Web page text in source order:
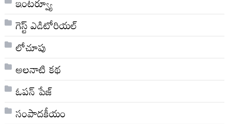
గెస్ట్ ఎడిటోరియల్
లోచూపు
అల‌నాటి క‌థ‌
ఓపన్ పేజ్
సంపాదకీయం